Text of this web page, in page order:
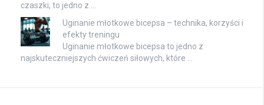
czaszki, to jedno z …
Uginanie młotkowe bicepsa – technika, korzyści i
efekty treningu
Uginanie młotkowe bicepsa to jedno z
najskuteczniejszych ćwiczeń siłowych, które …